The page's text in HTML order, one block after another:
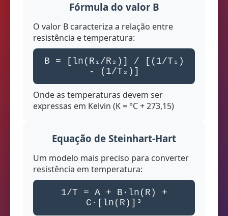
Fórmula do valor B
O valor B caracteriza a relação entre
resistência e temperatura:
B = [ln(R₁/R₂)] / [(1/T₁)
- (1/T₂)]
Onde as temperaturas devem ser
expressas em Kelvin (K = °C + 273,15)
Equação de Steinhart-Hart
Um modelo mais preciso para converter
resistência em temperatura:
1/T = A + B·ln(R) +
C·[ln(R)]³